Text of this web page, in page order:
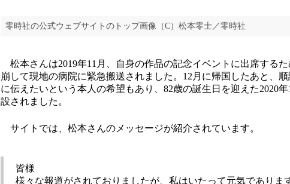
零時社の公式ウェブサイトのトップ画像（C）松本零士／零時社
松本さんは2019年11月、自身の作品の記念イベントに出席する
崩して現地の病院に緊急搬送されました。12月に帰国したあと、
に伝えたいという本人の希望もあり、82歳の誕生日を迎えた2020
設されました。
サイトでは、松本さんのメッセージが紹介されています。
皆様
様々な報道がされておりましたが、私はいたって元気でありま